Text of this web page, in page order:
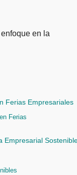
Ferias Empresariales
Ferias
Empresarial